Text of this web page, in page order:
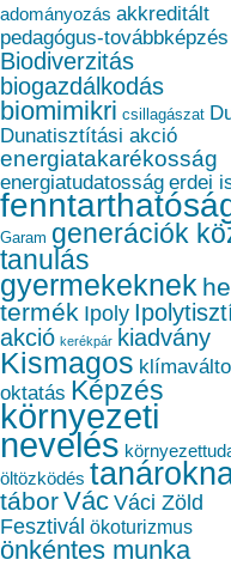
adományozás akkreditált
pedagógus-továbbképzés
Biodiverzitás
biogazdálkodás
biomimikri csillagászat
Dunatisztítási akció
energiatakarékosság
energiatudatosság erdei
Garam generációk
tanulás
gyermekeknek
termék Ipoly
akció kerékpár kiadvány
Kismagos
oktatás Képzés
környezeti
nevelés
öltözködés
táborVác Váci Zöld
Fesztivál ökoturizmus
önkéntes munka